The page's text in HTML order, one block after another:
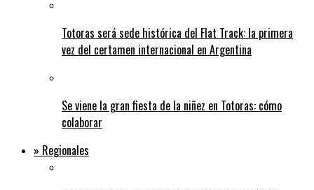
Totoras será sede histórica del Flat Track: la primera
vez del certamen internacional en Argentina
Se viene la gran fiesta de la niñez en Totoras: cómo
colaborar
» Regionales